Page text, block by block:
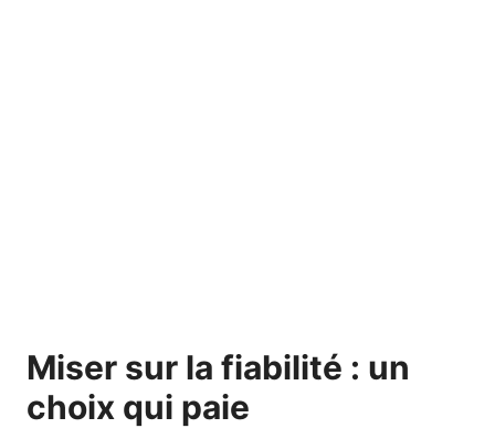
Miser sur la fiabilité : un
choix qui paie